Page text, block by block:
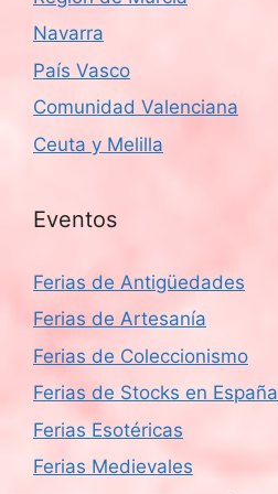
Navarra
País Vasco
Comunidad Valenciana
Ceuta y Melilla
Eventos
Ferias de Antigüedades
Ferias de Artesanía
Ferias de Coleccionismo
Ferias de Stocks en España
Ferias Esotéricas
Ferias Medievales